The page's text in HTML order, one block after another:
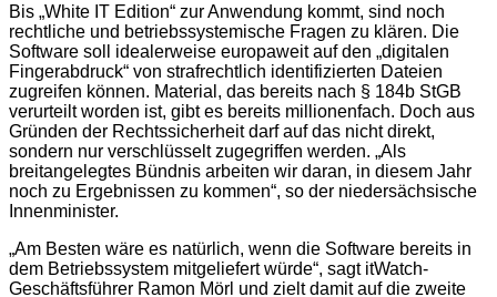
Bis „White IT Edition“ zur Anwendung kommt, sind noch
rechtliche und betriebssystemische Fragen zu klären. Die
Software soll idealerweise europaweit auf den „digitalen
Fingerabdruck“ von strafrechtlich identifizierten Dateien
zugreifen können. Material, das bereits nach § 184b StGB
verurteilt worden ist, gibt es bereits millionenfach. Doch aus
Gründen der Rechtssicherheit darf auf das nicht direkt,
sondern nur verschlüsselt zugegriffen werden. „Als
breitangelegtes Bündnis arbeiten wir daran, in diesem Jahr
noch zu Ergebnissen zu kommen“, so der niedersächsische
Innenminister.
„Am Besten wäre es natürlich, wenn die Software bereits in
dem Betriebssystem mitgeliefert würde“, sagt itWatch-
Geschäftsführer Ramon Mörl und zielt damit auf die zweite